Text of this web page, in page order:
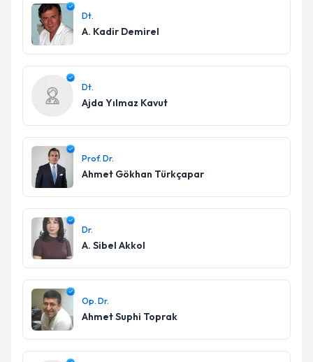
Dt.
A. Kadir Demirel
Dt.
Ajda Yılmaz Kavut
Prof. Dr.
Ahmet Gökhan Türkçapar
Dr.
A. Sibel Akkol
Op. Dr.
Ahmet Suphi Toprak